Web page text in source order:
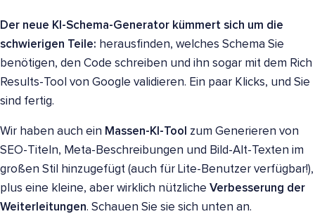
Der neue KI-Schema-Generator kümmert sich um die
schwierigen Teile: herausfinden, welches Schema Sie
benötigen, den Code schreiben und ihn sogar mit dem Rich
Results-Tool von Google validieren. Ein paar Klicks, und Sie
sind fertig.
Wir haben auch ein Massen-KI-Tool zum Generieren von
SEO-Titeln, Meta-Beschreibungen und Bild-Alt-Texten im
großen Stil hinzugefügt (auch für Lite-Benutzer verfügbar!),
plus eine kleine, aber wirklich nützliche Verbesserung der
Weiterleitungen. Schauen Sie sie sich unten an.